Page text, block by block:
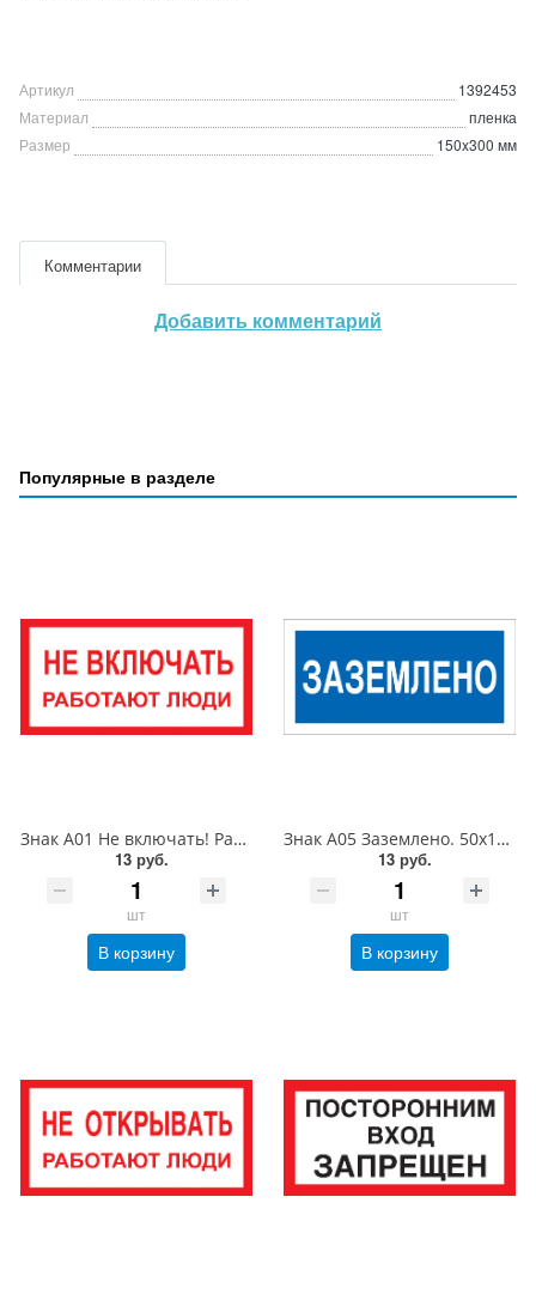
Артикул
1392453
Материал
пленка
Размер
150x300 мм
Комментарии
Добавить комментарий
Популярные в разделе
Знак A01 Не включать! Работают люди. 50x100 мм. пластик 2 мм
13 руб.
шт
В корзину
Знак A05 Заземлено. 50x100 мм. пластик 2 мм
13 руб.
шт
В корзину